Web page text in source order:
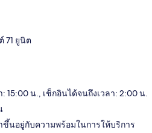
71 ยูนิต
15:00 น., เช็กอินได้จนถึงเวลา: 2:00 น.
ขึ้นอยู่กับความพร้อมในการให้บริการ